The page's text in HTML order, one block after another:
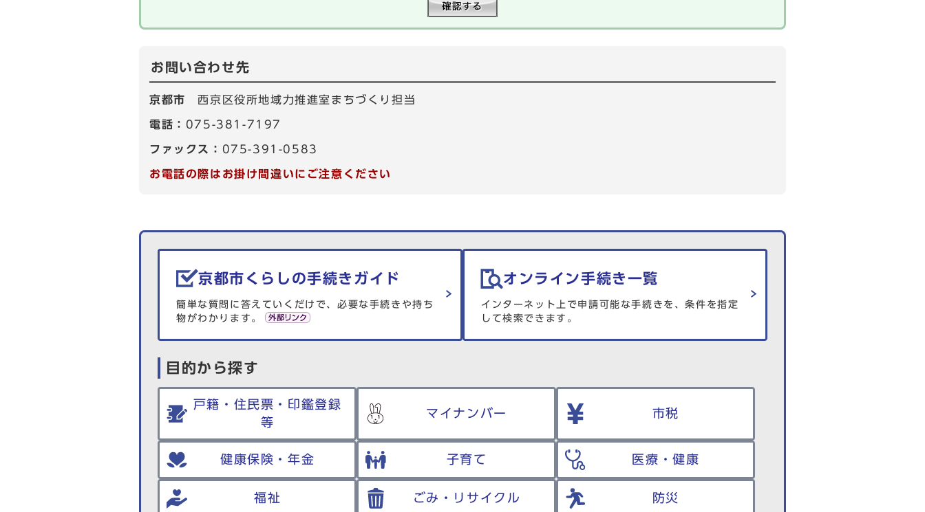
お問い合わせ先
京都市西京区役所地域力推進室まちづくり担当
電話： 075-381-7197
ファックス： 075-391-0583
お電話の際はお掛け間違いにご注意ください
生活情報を探す
京都市くらしの手続きガイド
簡単な質問に答えていくだけで、必要な手続きや持ち
物がわかります。
オンライン手続き一覧
インターネット上で申請可能な手続きを、条件を指定
して検索できます。
目的から探す
戸籍・住民票・印鑑登録
等
マイナンバー 市税
健康保険・年金 子育て 医療・健康
福祉 ごみ・リサイクル 防災